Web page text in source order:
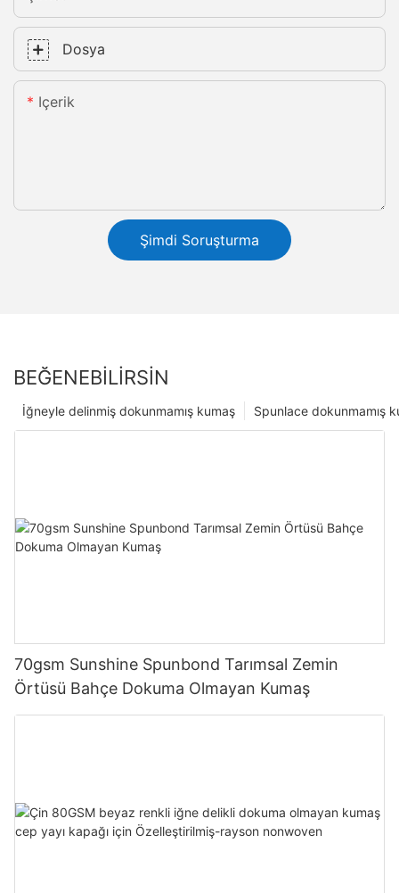
Dosya
Içerik
Şimdi Soruşturma
BEĞENEBILIRSIN
Spunlace dokunmamış
İğneyle delinmiş dokunmamış kumaş
70gsm Sunshine Spunbond Tarımsal Zemin
Örtüsü Bahçe Dokuma Olmayan Kumaş